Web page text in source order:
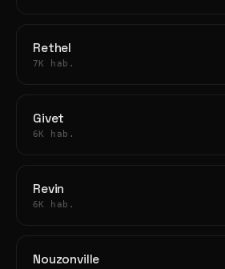
Rethel
7K hab.
Givet
6K hab.
Revin
6K hab.
Nouzonville